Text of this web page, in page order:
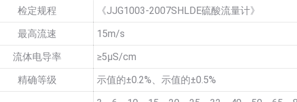
检定规程
《JJG1003-2007SHLDE硫酸流量计》
最高流速
15m/s
流体电导率
≥5µS/cm
精确等级
示值的±0.2%、示值的±0.5%